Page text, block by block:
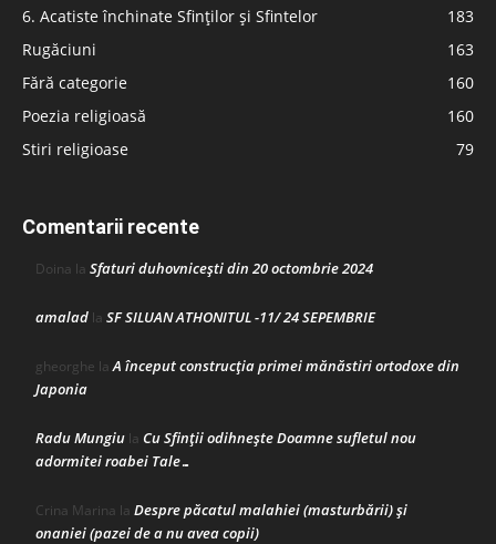
6. Acatiste închinate Sfinților și Sfintelor
183
Rugăciuni
163
Fără categorie
160
Poezia religioasă
160
Stiri religioase
79
Comentarii recente
Doina la Sfaturi duhovnicești din 20 octombrie 2024
amalad la SF SILUAN ATHONITUL -11/ 24 SEPEMBRIE
gheorghe laA început construcţia primei mănăstiri ortodoxe din
Japonia
Radu Mungiu la Cu Sfinții odihnește Doamne sufletul nou
adormitei roabei Tale…
Crina Marina la Despre păcatul malahiei (masturbării) şi
onaniei (pazei de a nu avea copii)